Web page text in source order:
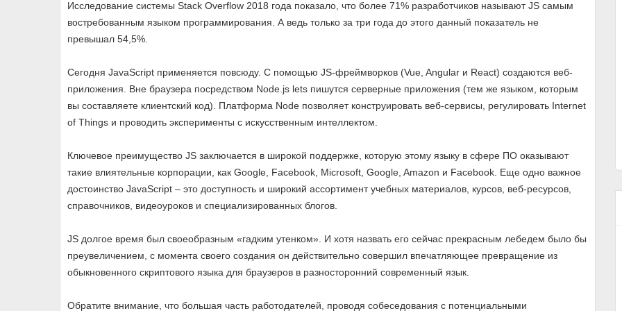
Исследование системы Stack Overflow 2018 года показало, что более 71% разработчиков называют JS самым
востребованным языком программирования. А ведь только за три года до этого данный показатель не
превышал 54,5%.
Сегодня JavaScript применяется повсюду. С помощью JS-фреймворков (Vue, Angular и React) создаются веб-
приложения. Вне браузера посредством Node.js lets пишутся серверные приложения (тем же языком, которым
вы составляете клиентский код). Платформа Node позволяет конструировать веб-сервисы, регулировать Internet
of Things и проводить эксперименты с искусственным интеллектом.
Ключевое преимущество JS заключается в широкой поддержке, которую этому языку в сфере ПО оказывают
такие влиятельные корпорации, как Google, Facebook, Microsoft, Google, Amazon и Facebook. Еще одно важное
достоинство JavaScript – это доступность и широкий ассортимент учебных материалов, курсов, веб-ресурсов,
справочников, видеоуроков и специализированных блогов.
JS долгое время был своеобразным «гадким утенком». И хотя назвать его сейчас прекрасным лебедем было бы
преувеличением, с момента своего создания он действительно совершил впечатляющее превращение из
обыкновенного скриптового языка для браузеров в разносторонний современный язык.
Обратите внимание, что большая часть работодателей, проводя собеседования с потенциальными